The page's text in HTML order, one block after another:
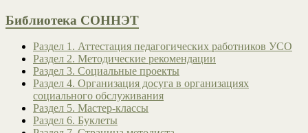
Библиотека СОННЭТ
Раздел 1. Аттестация педагогических работников УСО
Раздел 2. Методические рекомендации
Раздел 3. Социальные проекты
Раздел 4. Организация досуга в организациях
социального обслуживания
Раздел 5. Мастер-классы
Раздел 6. Буклеты